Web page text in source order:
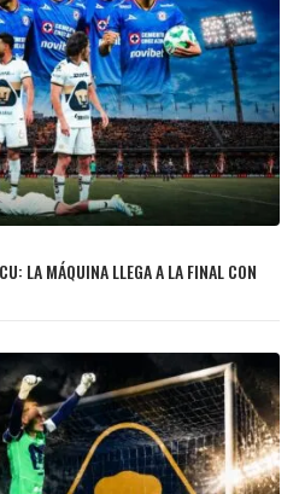
LA MÁQUINA LLEGA A LA FINAL CON